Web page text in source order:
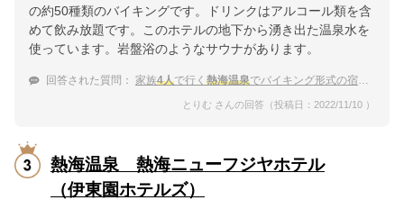
の約50種類のバイキングです。ドリンクはアルコール類を含
めて飲み放題です。このホテルの地下から湧き出た温泉水を
使っています。岩盤浴のようなサウナがあります。
回答された質問： 家族4人で行く 熱海温泉でバイキング形式の宿を教えてください
とりむ さんの回答（投稿日：2022/11/10 ）
熱海温泉 熱海ニューフジヤホテル
（伊東園ホテルズ）